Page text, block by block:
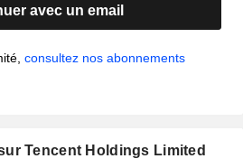
avec un email
consultez nos abonnements
Tencent Holdings Limited